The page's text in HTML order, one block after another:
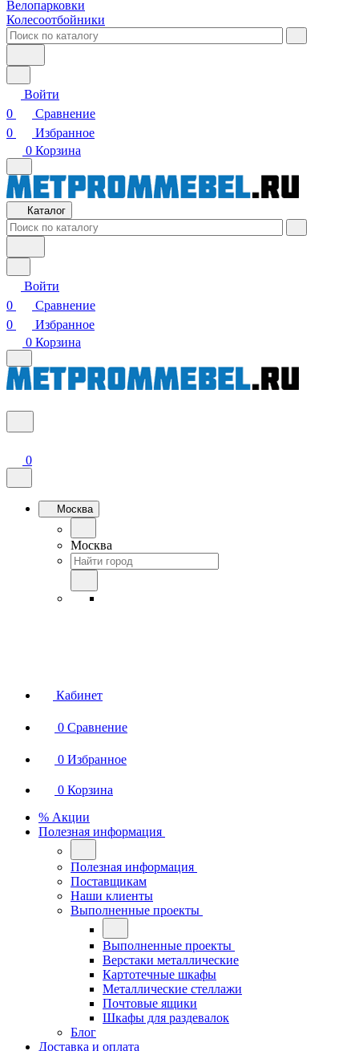
Велопарковки
Колесоотбойники
Войти
0
Сравнение
0
Избранное
0 Корзина
Каталог
Войти
0
Сравнение
0
Избранное
0 Корзина
0
Москва
Москва
Кабинет
0 Сравнение
0 Избранное
0 Корзина
% Акции
Полезная информация
Полезная информация
Поставщикам
Наши клиенты
Выполненные проекты
Выполненные проекты
Верстаки металлические
Картотечные шкафы
Металлические стеллажи
Почтовые ящики
Шкафы для раздевалок
Блог
Доставка и оплата